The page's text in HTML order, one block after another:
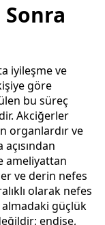
iyileşme ve
göre
bu süreç
Akciğerler
organlardır ve
ameliyattan
ve derin nefes
olarak nefes
almadaki güçlük
endişe,